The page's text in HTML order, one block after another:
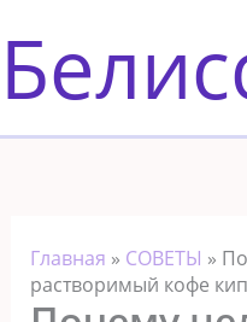
к
содержимому
Главная » СОВЕТЫ »
растворимый кофе